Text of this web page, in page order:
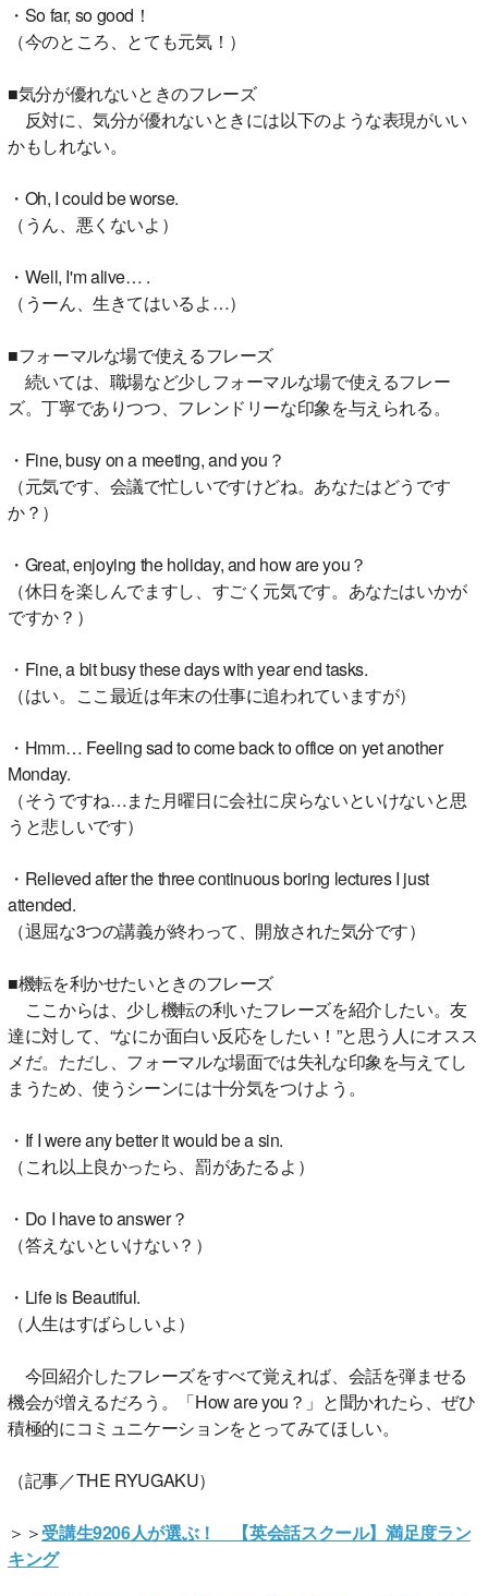
・So far, so good！
（今のところ、とても元気！）
■気分が優れないときのフレーズ
反対に、気分が優れないときには以下のような表現がいい
かもしれない。
・Oh, I could be worse.
（うん、悪くないよ）
・Well, I'm alive… .
（うーん、生きてはいるよ…）
■フォーマルな場で使えるフレーズ
続いては、職場など少しフォーマルな場で使えるフレー
ズ。丁寧でありつつ、フレンドリーな印象を与えられる。
・Fine, busy on a meeting, and you？
（元気です、会議で忙しいですけどね。あなたはどうです
か？）
・Great, enjoying the holiday, and how are you？
（休日を楽しんでますし、すごく元気です。あなたはいかが
ですか？）
・Fine, a bit busy these days with year end tasks.
（はい。ここ最近は年末の仕事に追われていますが）
・Hmm… Feeling sad to come back to office on yet another
Monday.
（そうですね…また月曜日に会社に戻らないといけないと思
うと悲しいです）
・Relieved after the three continuous boring lectures I just
attended.
（退屈な3つの講義が終わって、開放された気分です）
■機転を利かせたいときのフレーズ
ここからは、少し機転の利いたフレーズを紹介したい。友
達に対して、“なにか面白い反応をしたい！”と思う人にオスス
メだ。ただし、フォーマルな場面では失礼な印象を与えてし
まうため、使うシーンには十分気をつけよう。
・If I were any better it would be a sin.
（これ以上良かったら、罰があたるよ）
・Do I have to answer？
（答えないといけない？）
・Life is Beautiful.
（人生はすばらしいよ）
今回紹介したフレーズをすべて覚えれば、会話を弾ませる
機会が増えるだろう。「How are you？」と聞かれたら、ぜひ
積極的にコミュニケーションをとってみてほしい。
（記事／THE RYUGAKU）
＞＞受講生9206人が選ぶ！ 【英会話スクール】満足度ラン
キング